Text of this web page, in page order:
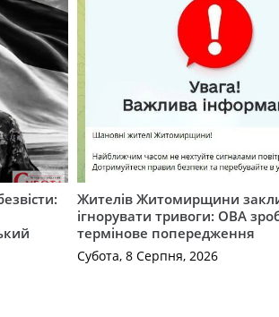
Жителів Житомирщини
ігнорувати тривоги: ОВА
термінове попередження
Субота, 8 Серпня, 2026